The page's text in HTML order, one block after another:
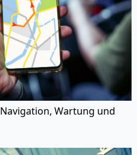
Wartung und